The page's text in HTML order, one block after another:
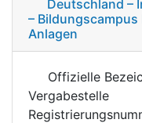
Deutschland –
–
Anlagen
Offizielle
Vergabestelle